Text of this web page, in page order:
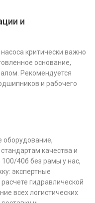
и
критически важно
основание,
Рекомендуется
и рабочего
оборудование,
качества и
40б без рамы у нас,
экспертные
гидравлической
всех логистических